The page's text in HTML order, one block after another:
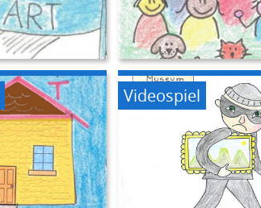
Videospiel